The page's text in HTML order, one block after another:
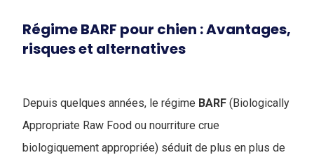
Régime BARF pour chien : Avantages,
risques et alternatives
Depuis quelques années, le régime BARF (Biologically
Appropriate Raw Food ou nourriture crue
biologiquement appropriée) séduit de plus en plus de